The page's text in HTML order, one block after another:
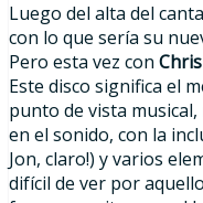
Luego del alta del
con lo que sería su
Pero esta vez con
Este disco significa el
punto de vista
en el sonido, con la
Jon, claro!) y varios
difícil de ver por